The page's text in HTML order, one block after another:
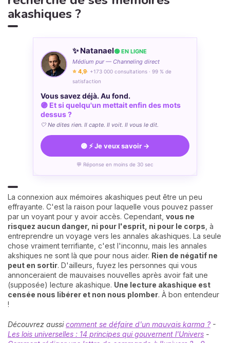
akashiques ?
✨ Natanael🟢 EN LIGNE
Médium pur — Channeling direct
⭐ 4,9· +173 000 consultations · 99 % de
satisfaction
Vous savez déjà. Au fond.
🟣 Et si quelqu'un mettait enfin des mots
dessus ?
🤍 Ne dites rien. Il capte. Il voit. Il vous le dit.
🟣 ⚡ Je veux savoir →
💬 Réponse en moins de 30 sec
La connexion aux mémoires akashiques peut être un peu
effrayante. C'est la raison pour laquelle vous pouvez passer
par un voyant pour y avoir accès. Cependant, vous ne
risquez aucun danger, ni pour l'esprit, ni pour le corps , à
entreprendre un voyage vers les annales akashiques. La seule
chose vraiment terrifiante, c'est l'inconnu, mais les annales
akshiques ne sont là que pour nous aider. Rien de négatif ne
peut en sortir. D'ailleurs, fuyez les personnes qui vous
annonceraient de mauvaises nouvelles après avoir fait une
(supposée) lecture akashique. Une lecture akashique est
censée nous libérer et non nous plomber. À bon entendeur
!
Découvrez aussicomment se défaire d'un mauvais karma ? -
Les lois universelles : 14 principes qui gouvernent l'Univers -